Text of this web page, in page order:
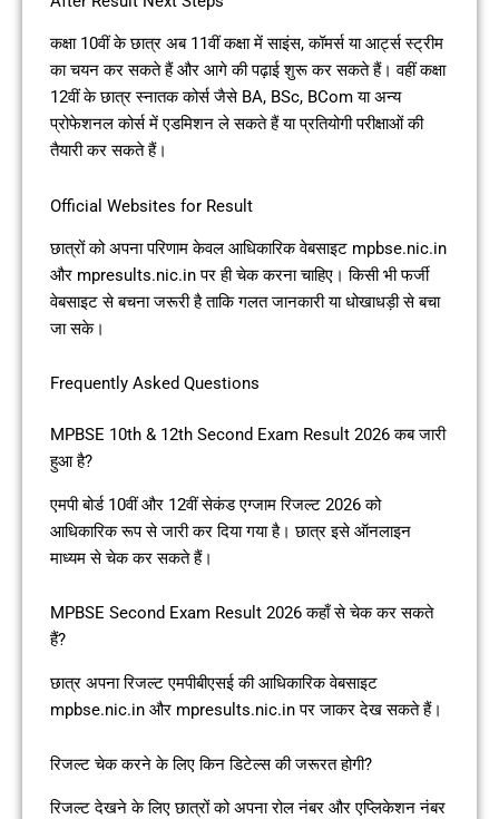
कक्षा 10वीं के छात्र अब 11वीं कक्षा में साइंस, कॉमर्स या आर्ट्स स्ट्रीम
का चयन कर सकते हैं और आगे की पढ़ाई शुरू कर सकते हैं। वहीं कक्षा
12वीं के छात्र स्नातक कोर्स जैसे BA, BSc, BCom या अन्य
प्रोफेशनल कोर्स में एडमिशन ले सकते हैं या प्रतियोगी परीक्षाओं की
तैयारी कर सकते हैं।
Official Websites for Result
छात्रों को अपना परिणाम केवल आधिकारिक वेबसाइट mpbse.nic.in
और mpresults.nic.in पर ही चेक करना चाहिए। किसी भी फर्जी
वेबसाइट से बचना जरूरी है ताकि गलत जानकारी या धोखाधड़ी से बचा
जा सके।
Frequently Asked Questions
MPBSE 10th & 12th Second Exam Result 2026 कब जारी
हुआ है?
एमपी बोर्ड 10वीं और 12वीं सेकंड एग्जाम रिजल्ट 2026 को
आधिकारिक रूप से जारी कर दिया गया है। छात्र इसे ऑनलाइन
माध्यम से चेक कर सकते हैं।
MPBSE Second Exam Result 2026 कहाँ से चेक कर सकते
हैं?
छात्र अपना रिजल्ट एमपीबीएसई की आधिकारिक वेबसाइट
mpbse.nic.in और mpresults.nic.in पर जाकर देख सकते हैं।
रिजल्ट चेक करने के लिए किन डिटेल्स की जरूरत होगी?
रिजल्ट देखने के लिए छात्रों को अपना रोल नंबर और एप्लिकेशन नंबर